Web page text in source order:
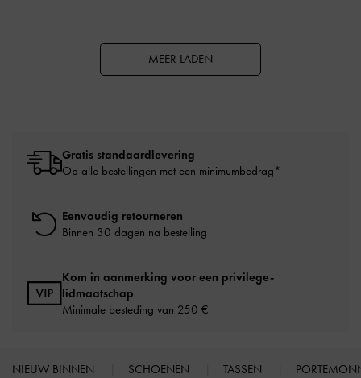
MEER LADEN
Gratis standaardlevering
Op alle bestellingen met een minimumbedrag*
Eenvoudig retourneren
Binnen 30 dagen na bestelling
Kom in aanmerking voor een privilege-
lidmaatschap
Minimale besteding van 250 €
NIEUW BINNEN SCHOENEN TASSEN